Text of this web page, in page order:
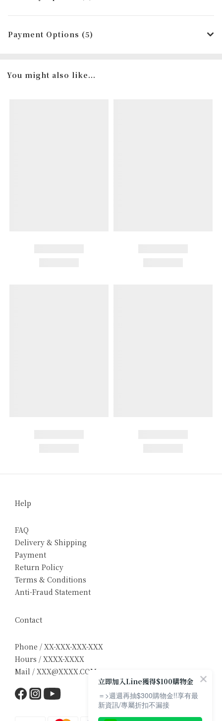
Payment Options (5)
You might also like...
Help
FAQ
Delivery & Shipping
Payment
Return Policy
Terms & Conditions
Anti-Fraud Statement
Contact
Phone / XX-XXX-XXX-XXX
Hours / XXXX-XXXX
Mail / XXX@XXXX.COM
立即加入Line獲得$100購物金
＝>週週再抽$300購物金!!享有最
新資訊/專屬折扣不漏接